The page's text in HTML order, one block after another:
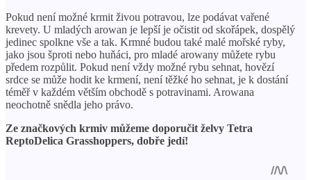
Pokud není možné krmit živou potravou, lze podávat vařené
krevety. U mladých arowan je lepší je očistit od skořápek, dospělý
jedinec spolkne vše a tak. Krmné budou také malé mořské ryby,
jako jsou šproti nebo huňáci, pro mladé arowany můžete rybu
předem rozpůlit. Pokud není vždy možné rybu sehnat, hovězí
srdce se může hodit ke krmení, není těžké ho sehnat, je k dostání
téměř v každém větším obchodě s potravinami. Arowana
neochotně snědla jeho právo.
Ze značkových krmiv můžeme doporučit želvy Tetra
ReptoDelica Grasshoppers, dobře jedí!